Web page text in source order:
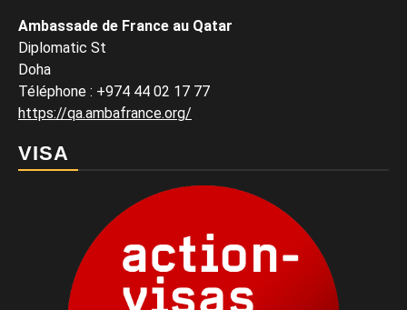
Ambassade de France au Qatar
Diplomatic St
Doha
Téléphone : +974 44 02 17 77
https://qa.ambafrance.org/
VISA